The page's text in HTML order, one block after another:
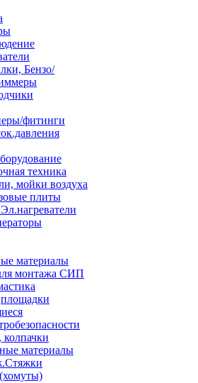
Бензо/
фитинги
техника
мойки воздуха
плиты
материалы
монтажа СИП
материалы